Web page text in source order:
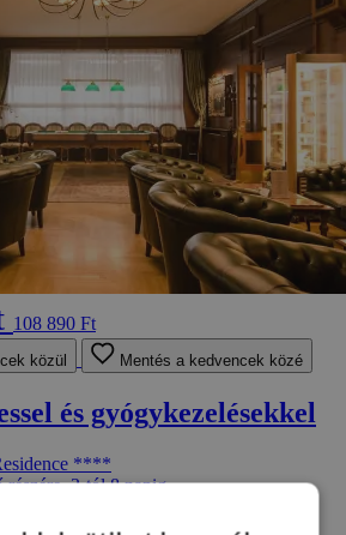
108 890 Ft
közül Mentés a kedvencek közé
és gyógykezelésekkel
****
részére, 3-tól 8 napig